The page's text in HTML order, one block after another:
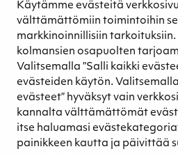
Käytämme evästeitä
välttämättömiin toimintoihin
markkinoinnillisiin
kolmansien osapuolten
Valitsemalla ”Salli kaikki
evästeiden käytön.
evästeet” hyväksyt vain
kannalta välttämättömät
itse haluamasi
painikkeen kautta ja päivittää
Turvetuotannon
Kestävyyden
Retkeilykohteet
Media
Uutiset ja blogit
Podcast
Yhteystiedot